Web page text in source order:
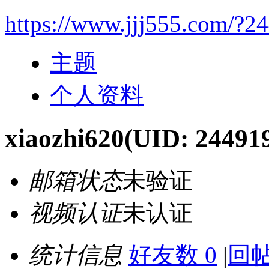
https://www.jjj555.com/
主题
个人资料
xiaozhi620(UID:
邮箱状态未验证
视频认证未认证
统计信息 好友数 0 | 回